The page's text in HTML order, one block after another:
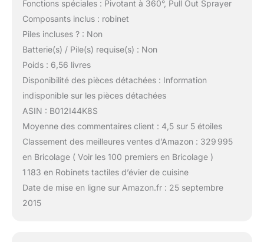
Fonctions spéciales : Pivotant à 360°, Pull Out Sprayer
Composants inclus : robinet
Piles incluses ? : Non
Batterie(s) / Pile(s) requise(s) : Non
Poids : 6,56 livres
Disponibilité des pièces détachées : Information
indisponible sur les pièces détachées
ASIN : B012I44K8S
Moyenne des commentaires client : 4,5 sur 5 étoiles
Classement des meilleures ventes d’Amazon : 329 995
en Bricolage ( Voir les 100 premiers en Bricolage )
1 183 en Robinets tactiles d’évier de cuisine
Date de mise en ligne sur Amazon.fr : 25 septembre
2015